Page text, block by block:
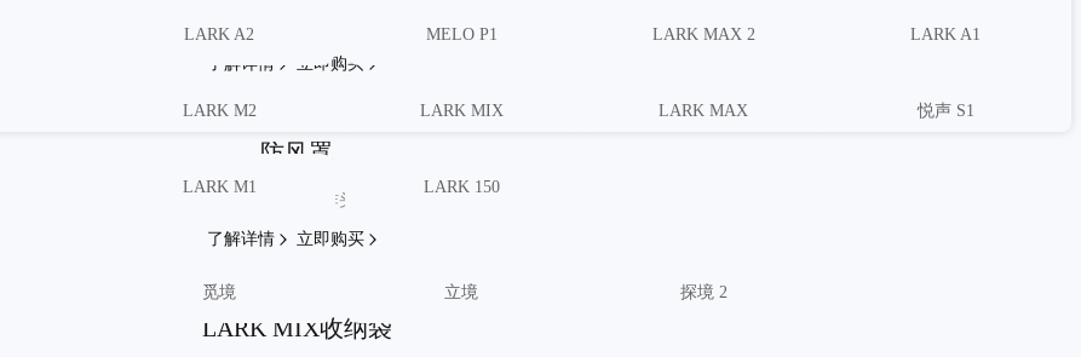
LARK A2 MELO P1 LARK MAX 2 LARK A1
LARK M2 LARK MIX LARK MAX 悦声 S1
LARK M1 LARK 150
觅境 立境 探境 2
关活动的文案相关活动的文案相关活动的文案相关活动的文案相关活动的文案相关活动的文案相关活动的文案相关活动的文
相关活动的文案相关活动的文案相关活动的文案相关活动的文案相关活动的文案相关活动的文案相关活动的文案相关活动的
了解详情 立即购买
防风罩
超抗风的爆炸头
了解详情 立即购买
LARK MIX收纳袋